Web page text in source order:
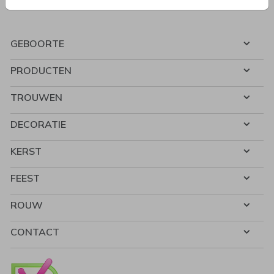
GEBOORTE
PRODUCTEN
TROUWEN
DECORATIE
KERST
FEEST
ROUW
CONTACT